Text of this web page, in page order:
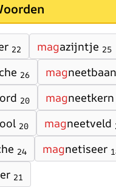
22 magazijntje 25
26 magneetbaan
20 magneetkern
20 magneetveld
24 magnetiseer
21